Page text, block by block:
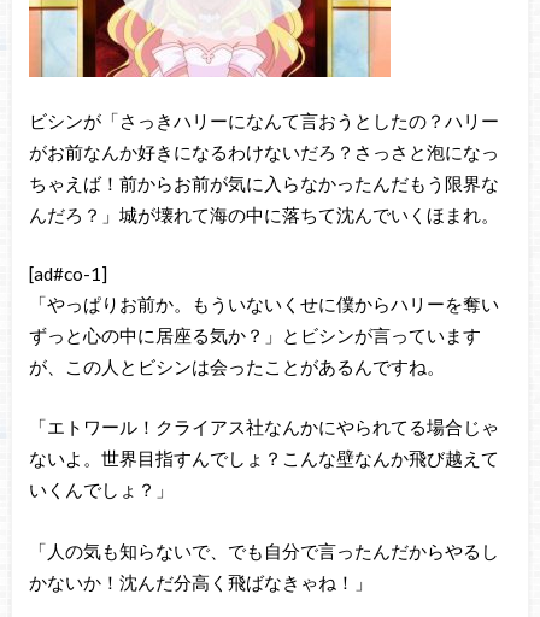
ビシンが「さっきハリーになんて言おうとしたの？ハリー
がお前なんか好きになるわけないだろ？さっさと泡になっ
ちゃえば！前からお前が気に入らなかったんだもう限界な
んだろ？」城が壊れて海の中に落ちて沈んでいくほまれ。
[ad#co-1]
「やっぱりお前か。もういないくせに僕からハリーを奪い
ずっと心の中に居座る気か？」とビシンが言っています
が、この人とビシンは会ったことがあるんですね。
「エトワール！クライアス社なんかにやられてる場合じゃ
ないよ。世界目指すんでしょ？こんな壁なんか飛び越えて
いくんでしょ？」
「人の気も知らないで、でも自分で言ったんだからやるし
かないか！沈んだ分高く飛ばなきゃね！」